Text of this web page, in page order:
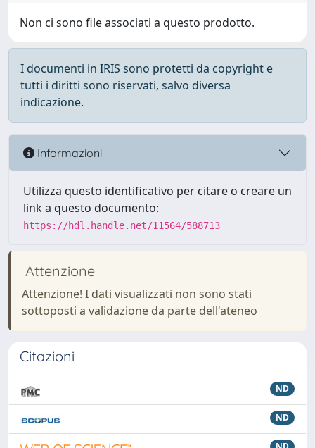
Non ci sono file associati a questo prodotto.
I documenti in IRIS sono protetti da copyright e
tutti i diritti sono riservati, salvo diversa
indicazione.
Informazioni
Utilizza questo identificativo per citare o creare un
link a questo documento:
https://hdl.handle.net/11564/588713
Attenzione
Attenzione! I dati visualizzati non sono stati
sottoposti a validazione da parte dell'ateneo
Citazioni
ND
ND